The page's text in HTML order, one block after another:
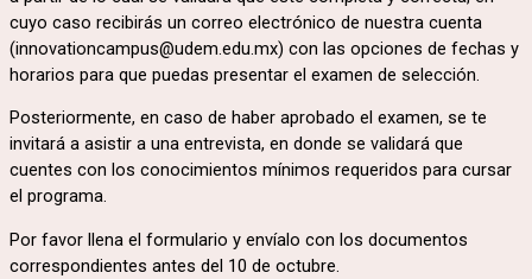
cuyo caso recibirás un correo electrónico de nuestra cuenta
(innovationcampus@udem.edu.mx) con las opciones de fechas y
horarios para que puedas presentar el examen de selección.
Posteriormente, en caso de haber aprobado el examen, se te
invitará a asistir a una entrevista, en donde se validará que
cuentes con los conocimientos mínimos requeridos para cursar
el programa.
Por favor llena el formulario y envíalo con los documentos
correspondientes antes del 10 de octubre.